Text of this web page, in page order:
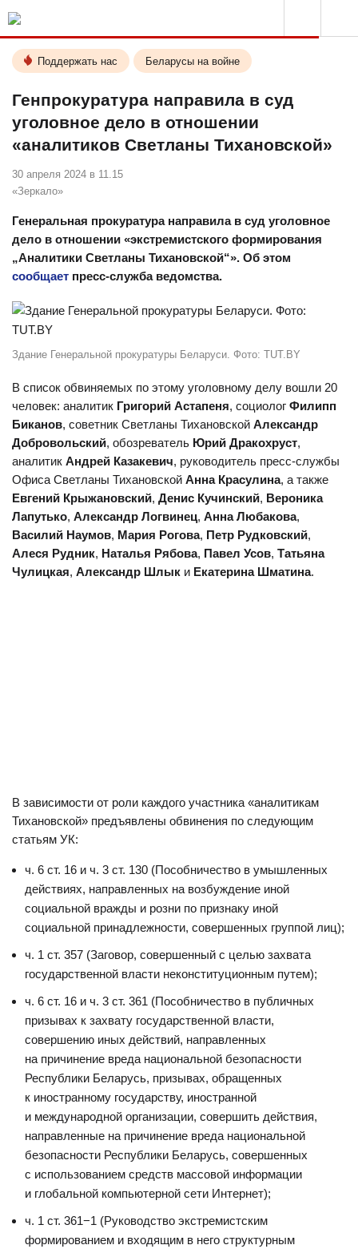
Поддержать нас Беларусы на войне
Генпрокуратура направила в суд
уголовное дело в отношении
«аналитиков Светланы Тихановской»
30 апреля 2024 в 11.15
«Зеркало»
Генеральная прокуратура направила в суд уголовное
дело в отношении «экстремистского формирования
„Аналитики Светланы Тихановской“». Об этом
сообщает пресс-служба ведомства.
Здание Генеральной прокуратуры Беларуси. Фото: TUT.BY
В список обвиняемых по этому уголовному делу вошли 20
человек: аналитик Григорий Астапеня, социолог Филипп
Биканов, советник Светланы Тихановской Александр
Добровольский, обозреватель Юрий Дракохруст,
аналитик Андрей Казакевич, руководитель пресс-службы
Офиса Светланы Тихановской Анна Красулина, а также
Евгений Крыжановский, Денис Кучинский, Вероника
Лапутько, Александр Логвинец, Анна Любакова,
Василий Наумов, Мария Рогова, Петр Рудковский,
Алеся Рудник, Наталья Рябова, Павел Усов, Татьяна
Чулицкая, Александр Шлык и Екатерина Шматина.
В зависимости от роли каждого участника «аналитикам
Тихановской» предъявлены обвинения по следующим
статьям УК:
ч. 6 ст. 16 и ч. 3 ст. 130 (Пособничество в умышленных
действиях, направленных на возбуждение иной
социальной вражды и розни по признаку иной
социальной принадлежности, совершенных группой лиц);
ч. 1 ст. 357 (Заговор, совершенный с целью захвата
государственной власти неконституционным путем);
ч. 6 ст. 16 и ч. 3 ст. 361 (Пособничество в публичных
призывах к захвату государственной власти,
совершению иных действий, направленных
на причинение вреда национальной безопасности
Республики Беларусь, призывах, обращенных
к иностранному государству, иностранной
и международной организации, совершить действия,
направленные на причинение вреда национальной
безопасности Республики Беларусь, совершенных
с использованием средств массовой информации
и глобальной компьютерной сети Интернет);
ч. 1 ст. 361−1 (Руководство экстремистским
формированием и входящим в него структурным